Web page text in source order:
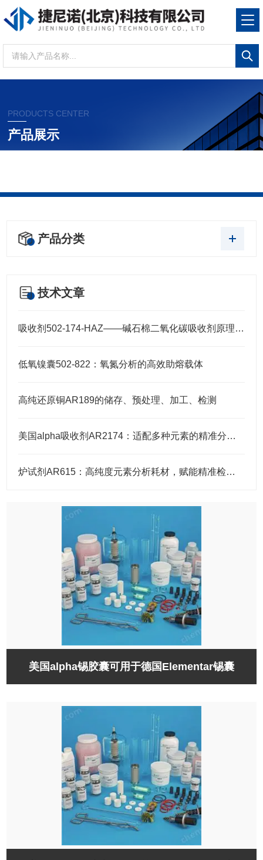
PRODUCTS CENTER
产品展示
产品分类
技术文章
吸收剂502-174-HAZ——碱石棉二氧化碳吸收剂原理与元素分析及气体净化应用
低氧镍囊502-822：氧氮分析的高效助熔载体
高纯还原铜AR189的储存、预处理、加工、检测
美国alpha吸收剂AR2174：适配多种元素的精准分析需求
炉试剂AR615：高纯度元素分析耗材，赋能精准检测高效推进
美国alpha锡胶囊可用于德国Elementar锡囊